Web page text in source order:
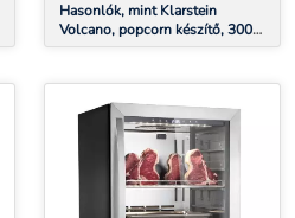
Hasonlók, mint Klarstein
Volcano, popcorn készítő, 300
W, 60 g/4 perc, rozsdamentes